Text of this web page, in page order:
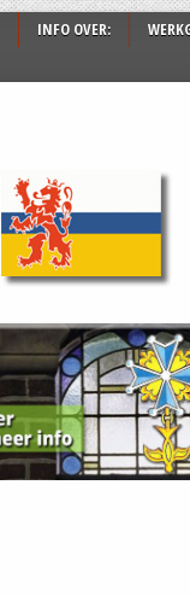
INFO OVER: